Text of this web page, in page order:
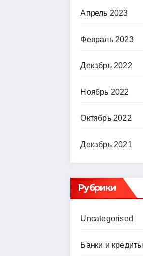
Апрель 2023
Февраль 2023
Декабрь 2022
Ноябрь 2022
Октябрь 2022
Декабрь 2021
Рубрики
Uncategorised
Банки и кредиты